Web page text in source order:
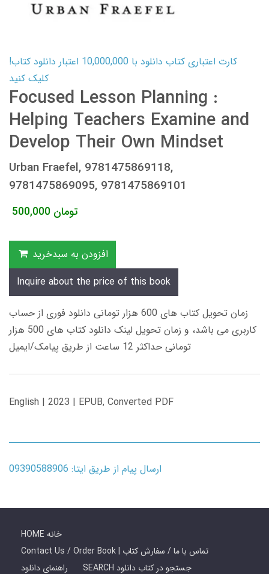
کارت اعتباری کتاب دانلود با 10,000,000 اعتبار دانلود کتاب!
کلیک کنید
Focused Lesson Planning :
Helping Teachers Examine and
Develop Their Own Mindset
Urban Fraefel, 9781475869118,
9781475869095, 9781475869101
500,000 تومان
افزودن به سبدخرید
Inquire about the price of this book
زمان تحویل کتاب های 600 هزار تومانی دانلود فوری از حساب
کاربری می باشد، و زمان تحویل لینک دانلود کتاب های 500 هزار
تومانی حداکثر 12 ساعت از طریق پیامک/ایمیل
English | 2023 | EPUB, Converted PDF
ارسال پیام از طریق ایتا: 09390588906
HOME خانه
Contact Us / Order Book | تماس با ما / سفارش کتاب
راهنمای دانلود
SEARCH جستجو در کتاب دانلود